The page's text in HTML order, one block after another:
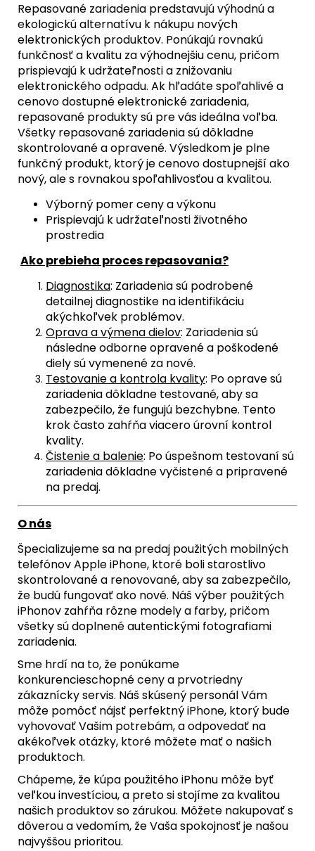
Repasované zariadenia predstavujú výhodnú a
ekologickú alternatívu k nákupu nových
elektronických produktov. Ponúkajú rovnakú
funkčnosť a kvalitu za výhodnejšiu cenu, pričom
prispievajú k udržateľnosti a znižovaniu
elektronického odpadu. Ak hľadáte spoľahlivé a
cenovo dostupné elektronické zariadenia,
repasované produkty sú pre vás ideálna voľba.
Všetky repasované zariadenia sú dôkladne
skontrolované a opravené. Výsledkom je plne
funkčný produkt, ktorý je cenovo dostupnejší ako
nový, ale s rovnakou spoľahlivosťou a kvalitou.
Výborný pomer ceny a výkonu
Prispievajú k udržateľnosti životného
prostredia
Ako prebieha proces repasovania?
Diagnostika: Zariadenia sú podrobené
detailnej diagnostike na identifikáciu
akýchkoľvek problémov.
Oprava a výmena dielov: Zariadenia sú
následne odborne opravené a poškodené
diely sú vymenené za nové.
Testovanie a kontrola kvality: Po oprave sú
zariadenia dôkladne testované, aby sa
zabezpečilo, že fungujú bezchybne. Tento
krok často zahŕňa viacero úrovní kontrol
kvality.
Čistenie a balenie: Po úspešnom testovaní sú
zariadenia dôkladne vyčistené a pripravené
na predaj.
O nás
Špecializujeme sa na predaj použitých mobilných
telefónov Apple iPhone, ktoré boli starostlivo
skontrolované a renovované, aby sa zabezpečilo,
že budú fungovať ako nové. Náš výber použitých
iPhonov zahŕňa rôzne modely a farby, pričom
všetky sú doplnené autentickými fotografiami
zariadenia.
Sme hrdí na to, že ponúkame
konkurencieschopné ceny a prvotriedny
zákaznícky servis. Náš skúsený personál Vám
môže pomôcť nájsť perfektný iPhone, ktorý bude
vyhovovať Vašim potrebám, a odpovedať na
akékoľvek otázky, ktoré môžete mať o našich
produktoch.
Chápeme, že kúpa použitého iPhonu môže byť
veľkou investíciou, a preto si stojíme za kvalitou
našich produktov so zárukou. Môžete nakupovať s
dôverou a vedomím, že Vaša spokojnosť je našou
najvyššou prioritou.